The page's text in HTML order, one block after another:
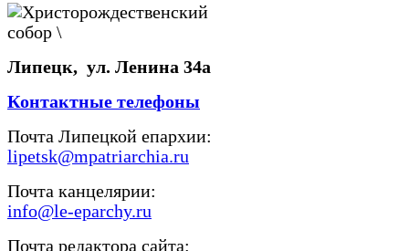
Липецк, ул. Ленина 34а
Контактные телефоны
Почта Липецкой епархии:
lipetsk@mpatriarchia.ru
Почта канцелярии:
info@le-eparchy.ru
Почта редактора сайта: